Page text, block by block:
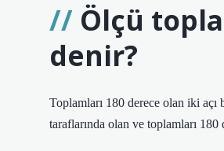
Ölçü
denir?
Toplamları 180 derece olan iki açı
taraflarında olan ve toplamları 180